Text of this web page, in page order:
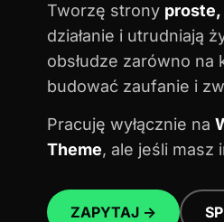
Tworzę strony
działanie i utrudniają
obsłudze zarówno
budować zaufanie i
Pracuję wyłącznie na
Theme, ale jeśli masz
ZAPYTAJ →